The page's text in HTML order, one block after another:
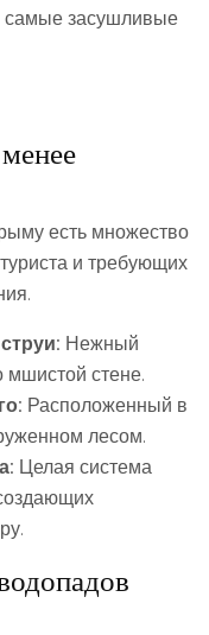
самые засушливые
есть множество
и требующих
Нежный
мшистой стене.
Расположенный в
лесом.
Целая система